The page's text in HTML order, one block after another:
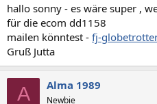
hallo sonny - es wäre super ,
für die ecom dd1158
mailen könntest - fj-
Gruß Jutta
A Alma 1989
Newbie